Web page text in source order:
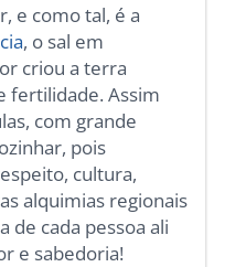
e como tal, é a
, o sal em
criou a terra
fertilidade. Assim
com grande
pois
cultura,
alquimias regionais
de cada pessoa ali
e sabedoria!